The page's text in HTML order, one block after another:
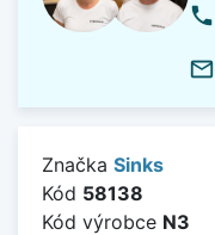
phone
mail_outline
Značka Sinks
Kód 58138
Kód výrobce N3